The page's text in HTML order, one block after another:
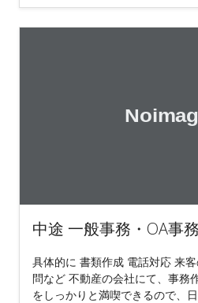
中途 一般事務・OA事
具体的に 書類作成 電話対応 来
問など 不動産の会社にて、事務
をしっかりと満喫できるので、